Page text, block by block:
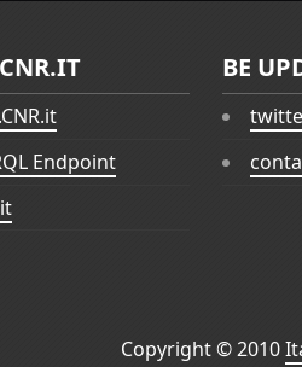
Endpoint
BE
Copyright © 2010